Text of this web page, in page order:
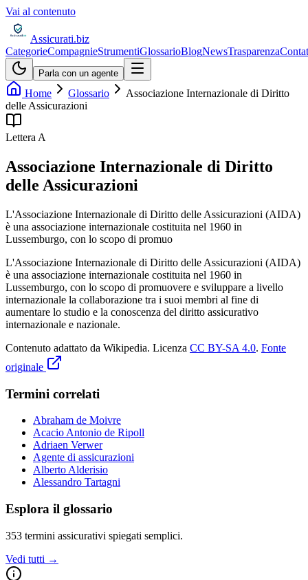
Vai al contenuto
Assicurati.biz
CategorieCompagnieStrumentiGlossarioBlogNewsTrasparenza
Parla con un agente
Home Glossario
Associazione Internazionale di Diritto
delle Assicurazioni
Lettera A
Associazione Internazionale di Diritto
delle Assicurazioni
L'Associazione Internazionale di Diritto delle Assicurazioni (AIDA)
è una associazione internazionale costituita nel 1960 in
Lussemburgo, con lo scopo di promuo
L'Associazione Internazionale di Diritto delle Assicurazioni (AIDA)
è una associazione internazionale costituita nel 1960 in
Lussemburgo, con lo scopo di promuovere e sviluppare a livello
internazionale la collaborazione tra i suoi membri al fine di
aumentare lo studio e la conoscenza del diritto assicurativo
internazionale e nazionale.
Contenuto adattato da Wikipedia. Licenza CC BY-SA 4.0. Fonte
originale
Termini correlati
Abraham de Moivre
Acacio Antonio de Ripoll
Adriaen Verwer
Agente di assicurazioni
Alberto Alderisio
Alessandro Tartagni
Esplora il glossario
353 termini assicurativi spiegati semplici.
Vedi tutti →